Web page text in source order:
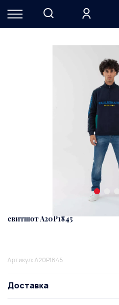
Артикул: A20P1845
свитшот A20P1845
Доставка